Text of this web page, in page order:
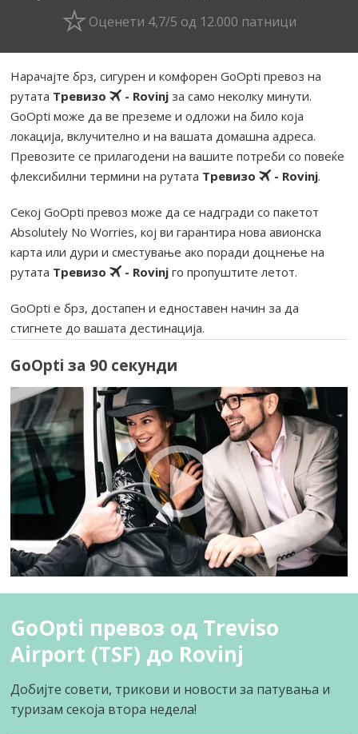
Оценети 4,7/5 од 12.000 патници
Нарачајте брз, сигурен и комфорен GoOpti превоз на
рутата Тревизо - Rovinj за само неколку минути.
GoOpti може да ве преземе и одложи на било која
локација, вклучително и на вашата домашна адреса.
Превозите се прилагодени на вашите потреби со повеќе
флексибилни термини на рутата Тревизо - Rovinj.
Секој GoOpti превоз може да се надгради со пакетот
Absolutely No Worries, кој ви гарантира нова авионска
карта или дури и сместување ако поради доцнење на
рутата Тревизо - Rovinj го пропуштите летот.
GoOpti е брз, достапен и едноставен начин за да
стигнете до вашата дестинација.
GoOpti за 90 секунди
GoOpti превоз од Treviso
Airport (TSF) до Rovinj
Добијте совети, трикови и новости за патувања и
туризам секоја втора недела!